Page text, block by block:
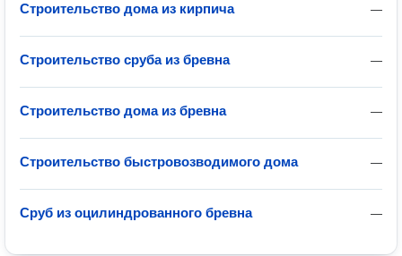
—
Строительство дома из кирпича
—
Строительство сруба из бревна
—
Строительство дома из бревна
—
Строительство быстровозводимого дома
—
Сруб из оцилиндрованного бревна